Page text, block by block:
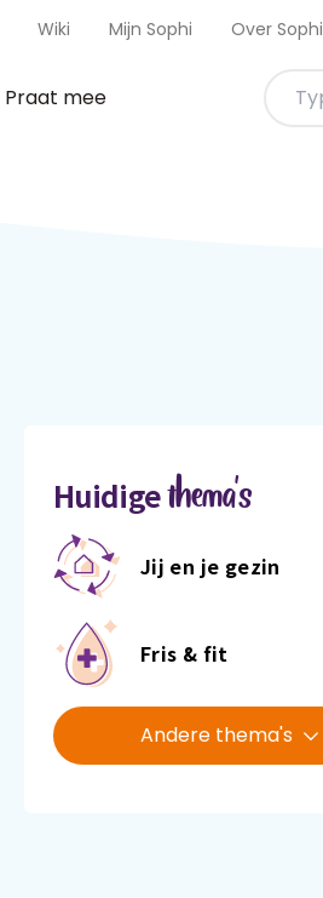
Wiki Mijn Sophi Over Sophi
Praat mee
Huidigethema's
Jij en je gezin
Fris & fit
Andere thema's